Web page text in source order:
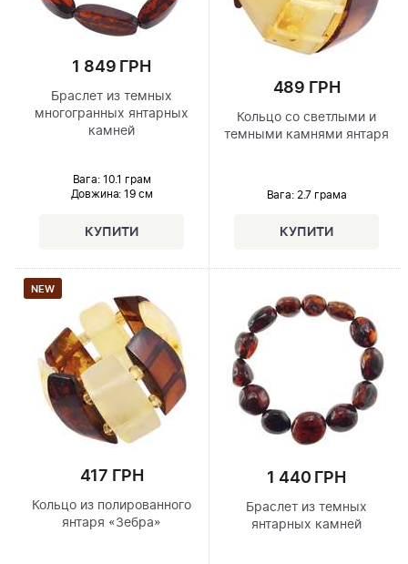
1 849 ГРН
Браслет из темных
многогранных янтарных
камней
Вага: 10.1 грам
Довжина: 19 см
489 ГРН
Кольцо со светлыми и
темными камнями янтаря
Вага: 2.7 грама
NEW
417 ГРН
Кольцо из полированного
янтаря «Зебра»
1 440 ГРН
Браслет из темных
янтарных камней